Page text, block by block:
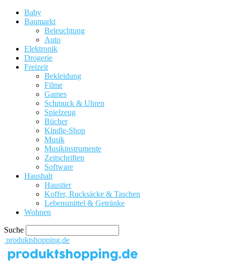
Baby
Baumarkt
Beleuchtung
Auto
Elektronik
Drogerie
Freizeit
Bekleidung
Filme
Games
Schmuck & Uhren
Spielzeug
Bücher
Kindle-Shop
Musik
Musikinstrumente
Zeitschriften
Software
Haushalt
Haustier
Koffer, Rucksäcke & Taschen
Lebensmittel & Getränke
Wohnen
Suche
produktshopping.de